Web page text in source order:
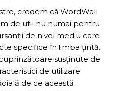
credem că WordWall
de util nu numai pentru
de nivel mediu care
specifice în limba țintă.
susținute de
de utilizare
de ce această